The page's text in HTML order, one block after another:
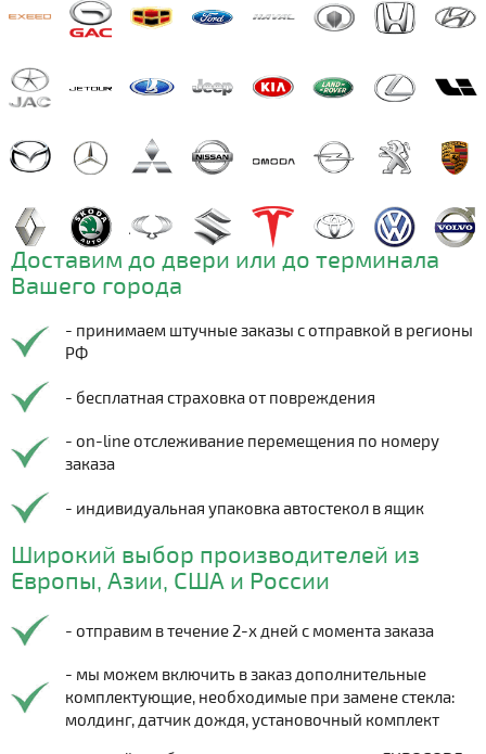
Доставим до двери или до терминала
Вашего города
- принимаем штучные заказы с отправкой в регионы
РФ
- бесплатная страховка от повреждения
- on-line отслеживание перемещения по номеру
заказа
- индивидуальная упаковка автостекол в ящик
Широкий выбор производителей из
Европы, Азии, США и России
- отправим в течение 2-х дней с момента заказа
- мы можем включить в заказ дополнительные
комплектующие, необходимые при замене стекла:
молдинг, датчик дождя, установочный комплект